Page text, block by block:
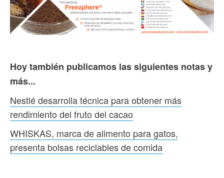
Hoy también publicamos las siguientes notas y
más...
Nestlé desarrolla técnica para obtener más
rendimiento del fruto del cacao
WHISKAS, marca de alimento para gatos,
presenta bolsas reciclables de comida